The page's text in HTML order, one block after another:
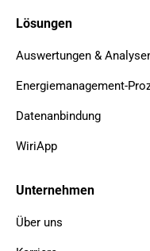
Lösungen
Auswertungen &
Energiemanagement-
Datenanbindung
WiriApp
Unternehmen
Über uns